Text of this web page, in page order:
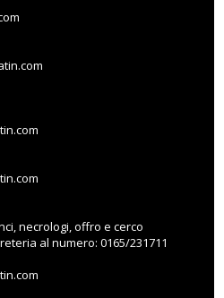
necrologi, offro e cerco
al numero: 0165/231711